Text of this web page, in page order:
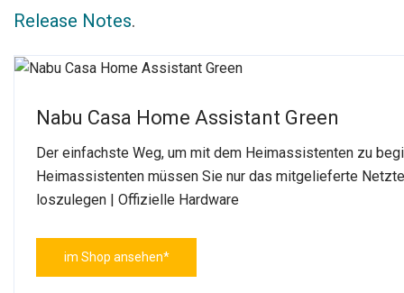
Release Notes.
Nabu Casa Home Assistant Green
Der einfachste Weg, um mit dem Heimassistenten zu
Heimassistenten müssen Sie nur das mitgelieferte
loszulegen | Offizielle Hardware
im Shop ansehen*